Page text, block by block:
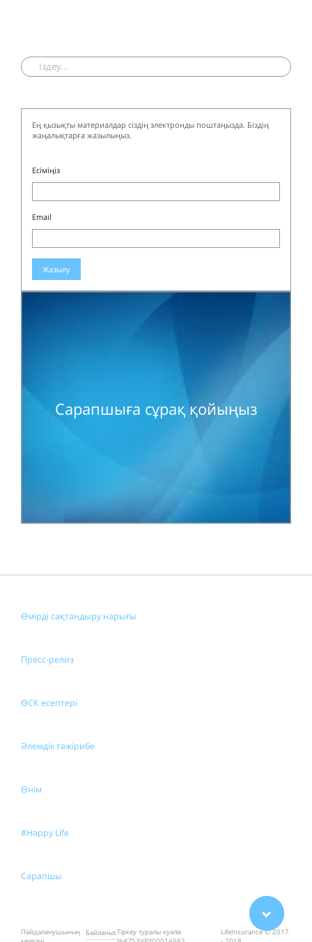
Ең қызықты материалдар сіздің электронды поштаңызда. Біздің
жаңалықтарға жазылыңыз.
Есіміңіз
Email
Жазылу
Сарапшыға сұрақ қойыңыз
Өмірді сақтандыру нарығы
Пресс-релиз
ӨСК есептері
Әлемдік тәжірибе
Өнім
#Happy Life
Сарапшы
Пайдаланушының
БайланысТіркеу туралы куәлік
LifeInsurance © 2017